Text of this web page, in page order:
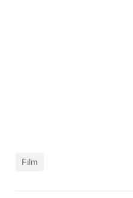
Film